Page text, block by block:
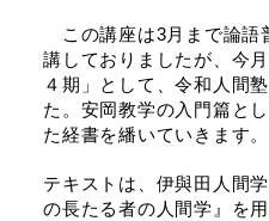
この講座は3月まで論語
講しておりましたが、今
４期」として、令和人間
た。安岡教学の入門篇と
た経書を繙いていきます。
テキストは、伊與田人間
の長たる者の人間学』を